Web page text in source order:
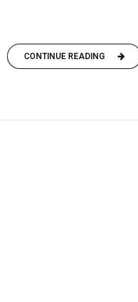
CONTINUE READING